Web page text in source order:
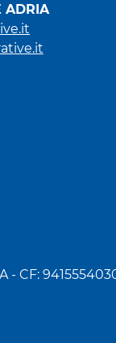
ADRIA
- CF: